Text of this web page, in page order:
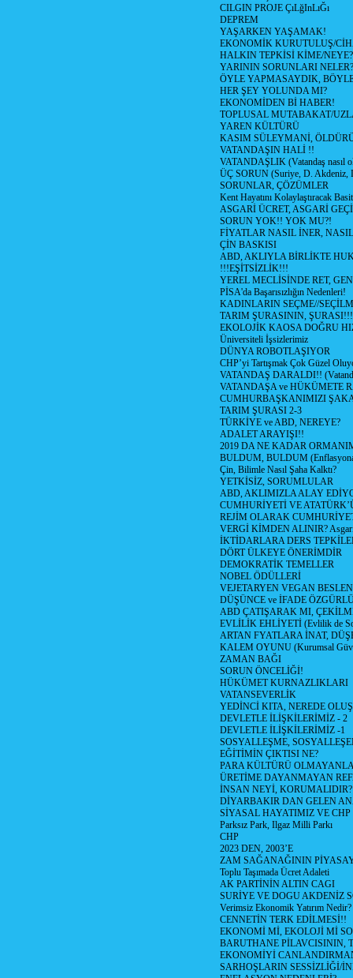
CILGIN PROJE ÇıLğInLıĞı
DEPREM
YAŞARKEN YAŞAMAK!
EKONOMİK KURUTULUŞ/
HALKIN TEPKİSİ KİME/NEYE?
YARININ SORUNLARI NELER?
ÖYLE YAPMASAYDIK,
HER ŞEY YOLUNDA MI?
EKONOMİDEN Bİ HABER!
TOPLUSAL MUTABAKAT/
YAREN KÜLTÜRÜ
KASIM SÜLEYMANİ,
VATANDAŞIN HALİ !!
VATANDAŞLIK (Vatandaş nasıl
ÜÇ SORUN (Suriye, D. Akdeniz,
SORUNLAR, ÇÖZÜMLER
Kent Hayatını Kolaylaştıracak
ASGARİ ÜCRET, ASGARİ
SORUN YOK!! YOK MU?!
FİYATLAR NASIL İNER,
ÇİN BASKISI
ABD, AKLIYLA BİRLİKTE
!!!EŞİTSİZLİK!!!
YEREL MECLİSİNDE RET,
PİSA'da Başarısızlığın Nedenleri!
KADINLARIN SEÇME//
TARIM ŞURASININ, ŞURASI!!!
EKOLOJİK KAOSA DOĞRU
Üniversiteli İşsizlerimiz
DÜNYA ROBOTLAŞIYOR
CHP’yi Tartışmak Çok Güzel
VATANDAŞ DARALDI!!
VATANDAŞA ve HÜKÜMETE
CUMHURBAŞKANIMIZI
TARIM ŞURASI 2-3
TÜRKİYE ve ABD, NEREYE?
ADALET ARAYIŞI!!
2019 DA NE KADAR
BULDUM, BULDUM
Çin, Bilimle Nasıl Şaha Kalktı?
YETKİSİZ, SORUMLULAR
ABD, AKLIMIZLA ALAY
CUMHURİYETİ VE
REJİM OLARAK
VERGİ KİMDEN ALINIR?
İKTİDARLARA DERS
DÖRT ÜLKEYE ÖNERİMDİR
DEMOKRATİK TEMELLER
NOBEL ÖDÜLLERİ
VEJETARYEN VEGAN
DÜŞÜNCE ve İFADE
ABD ÇATIŞARAK MI,
EVLİLİK EHLİYETİ (Evlilik de
ARTAN FYATLARA İNAT,
KALEM OYUNU (Kurumsal
ZAMAN BAĞI
SORUN ÖNCELİĞİ!
HÜKÜMET KURNAZLIKLARI
VATANSEVERLİK
YEDİNCİ KITA, NEREDE
DEVLETLE İLİŞKİLERİMİZ - 2
DEVLETLE İLİŞKİLERİMİZ -1
SOSYALLEŞME,
EĞİTİMİN ÇIKTISI NE?
PARA KÜLTÜRÜ
ÜRETİME DAYANMAYAN
İNSAN NEYİ, KORUMALIDIR?
DİYARBAKIR DAN GELEN
SİYASAL HAYATIMIZ VE CHP
Parksız Park, Ilgaz Milli Parkı
CHP
2023 DEN, 2003’E
ZAM SAĞANAĞININ
Toplu Taşımada Ücret Adaleti
AK PARTİNİN ALTIN CAGI
SURİYE VE DOGU AKDENİZ
Verimsiz Ekonomik Yatırım Nedir?
CENNETİN TERK EDİLMESİ!!
EKONOMİ Mİ, EKOLOJİ Mİ
BARUTHANE PİLAVCISININ,
EKONOMİYİ
SARHOŞLARIN SESSİZLİĞİ/